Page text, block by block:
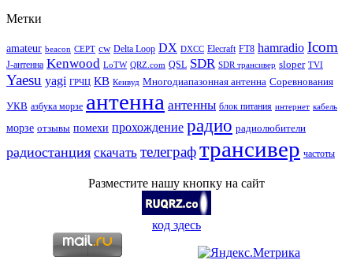
Метки
amateur beacon CEPT cw Delta Loop DX DXCC Elecraft FT8 hamradio Icom
J-антенна Kenwood LoTW QRZ.com QSL SDR SDR трансивер sloper TVI
Yaesu yagi ГРЧЦ КВ Кенвуд Многодиапазонная антенна Соревнования
УКВ азбука морзе антенна антенны блок питания интернет кабель
морзе отзывы помехи прохождение радио радиолюбители
радиостанция скачать телеграфтрансивер частоты
Разместите нашу кнопку на сайт
код здесь